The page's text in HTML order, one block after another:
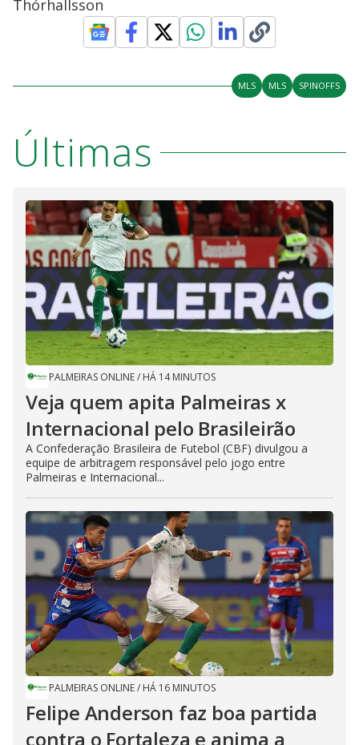
Thórhallsson
MLS MLS SPINOFFS
Últimas
PALMEIRAS ONLINE/ HÁ 14 MINUTOS
Veja quem apita Palmeiras x
Internacional pelo Brasileirão
A Confederação Brasileira de Futebol (CBF) divulgou a
equipe de arbitragem responsável pelo jogo entre
Palmeiras e Internacional...
PALMEIRAS ONLINE/ HÁ 16 MINUTOS
Felipe Anderson faz boa partida
contra o Fortaleza e anima a